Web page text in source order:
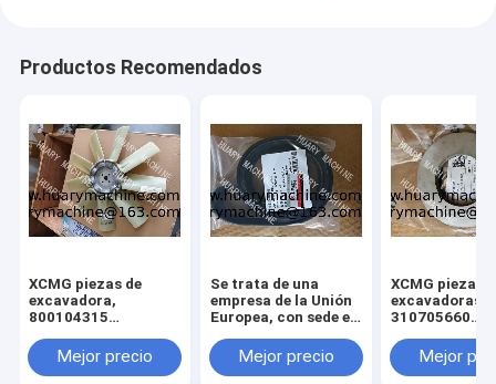
Productos Recomendados
XCMG piezas de
excavadora,
800104315
xcmg xe 130 xe 150
Mejor precio
Se trata de una
empresa de la Unión
Europea, con sede en
Mejor precio
XCMG piezas
excavadoras,
310705660
3299000666
329900710
Mejor